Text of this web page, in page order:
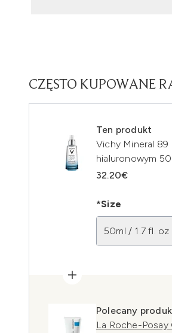
CZĘSTO KUPOWANE
Ten produkt
Vichy Mineral 89
hialuronowym 50
32.20€
*Size
50ml / 1.7 fl. oz
Polecany
La Roche-Posay